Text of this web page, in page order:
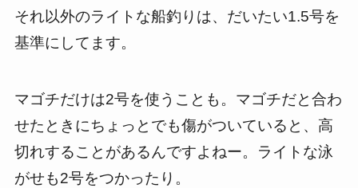
それ以外のライトな船釣りは、だいたい1.5号を
基準にしてます。
マゴチだけは2号を使うことも。マゴチだと合わ
せたときにちょっとでも傷がついていると、高
切れすることがあるんですよねー。ライトな泳
がせも2号をつかったり。